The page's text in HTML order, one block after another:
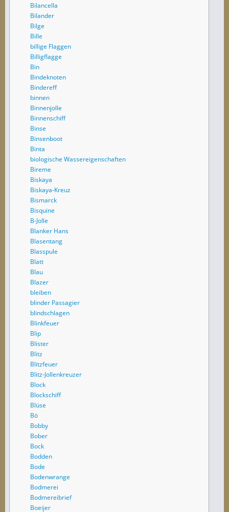
Bilancella
Bilander
Bilge
Bille
billige Flaggen
Billigflagge
Bin
Bindeknoten
Bindereff
binnen
Binnenjolle
Binnenschiff
Binse
Binsenboot
Binta
biologische Wassereigenschaften
Bireme
Biskaya
Biskaya-Kreuz
Bismarck
Bisquine
B-Jolle
Blanker Hans
Blasentang
Blasspule
Blatt
Blau
Blazer
bleiben
blinder Passagier
blindschlagen
Blinkfeuer
Blip
Blister
Blitz
Blitzfeuer
Blitz-Jollenkreuzer
Block
Blockschiff
Blüse
Bö
Bobby
Bober
Bock
Bodden
Bode
Bodenwrange
Bodmerei
Bodmereibrief
Boeijer